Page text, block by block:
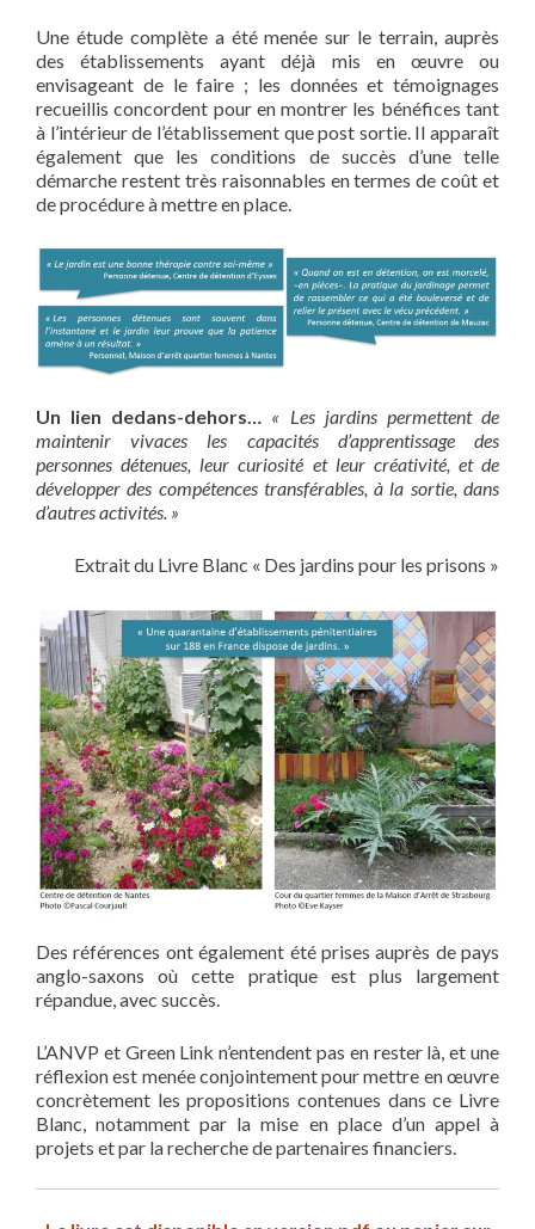
Une étude complète a été menée sur le terrain, auprès
des établissements ayant déjà mis en œuvre ou
envisageant de le faire ; les données et témoignages
recueillis concordent pour en montrer les bénéfices tant
à l’intérieur de l’établissement que post sortie. Il apparaît
également que les conditions de succès d’une telle
démarche restent très raisonnables en termes de coût et
de procédure à mettre en place.
Un lien dedans-dehors… « Les jardins permettent de
maintenir vivaces les capacités d’apprentissage des
personnes détenues, leur curiosité et leur créativité, et de
développer des compétences transférables, à la sortie, dans
d’autres activités. »
Extrait du Livre Blanc « Des jardins pour les prisons »
Des références ont également été prises auprès de pays
anglo-saxons où cette pratique est plus largement
répandue, avec succès.
L’ANVP et Green Link n’entendent pas en rester là, et une
réflexion est menée conjointement pour mettre en œuvre
concrètement les propositions contenues dans ce Livre
Blanc, notamment par la mise en place d’un appel à
projets et par la recherche de partenaires financiers.